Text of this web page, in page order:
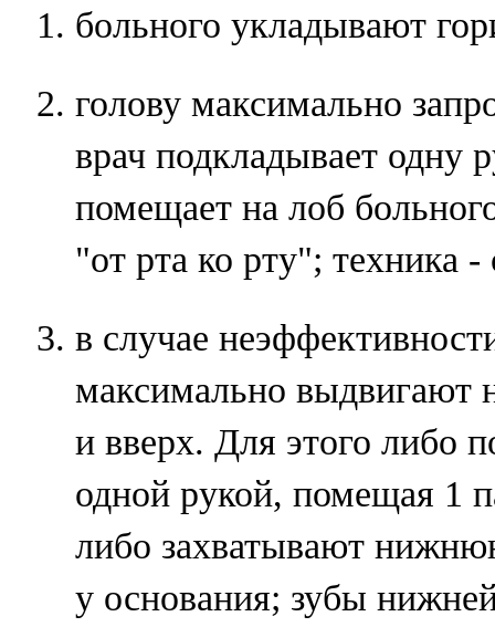
больного укладывают
голову максимально
врач подкладывает
помещает на лоб
"от рта ко рту"; техника
в случае
максимально
и вверх. Для этого либо
одной рукой, помещая 1
либо захватывают
у основания; зубы